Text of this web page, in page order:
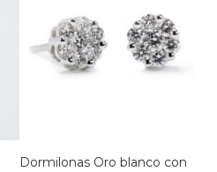
Dormilonas Oro blanco con